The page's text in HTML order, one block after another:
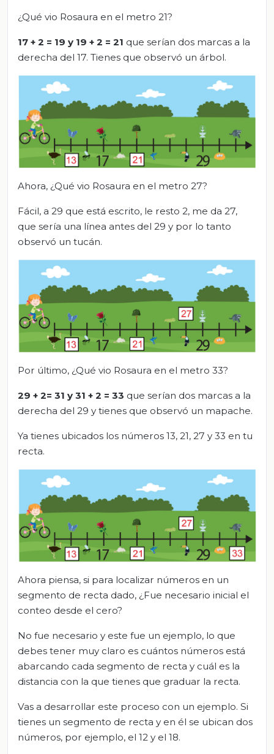
¿Qué vio Rosaura en el metro 21?
17 + 2 = 19 y 19 + 2 = 21 que serían dos marcas a la
derecha del 17. Tienes que observó un árbol.
Ahora, ¿Qué vio Rosaura en el metro 27?
Fácil, a 29 que está escrito, le resto 2, me da 27,
que sería una línea antes del 29 y por lo tanto
observó un tucán.
Por último, ¿Qué vio Rosaura en el metro 33?
29 + 2= 31 y 31 + 2 = 33 que serían dos marcas a la
derecha del 29 y tienes que observó un mapache.
Ya tienes ubicados los números 13, 21, 27 y 33 en tu
recta.
Ahora piensa, si para localizar números en un
segmento de recta dado, ¿Fue necesario inicial el
conteo desde el cero?
No fue necesario y este fue un ejemplo, lo que
debes tener muy claro es cuántos números está
abarcando cada segmento de recta y cuál es la
distancia con la que tienes que graduar la recta.
Vas a desarrollar este proceso con un ejemplo. Si
tienes un segmento de recta y en él se ubican dos
números, por ejemplo, el 12 y el 18.